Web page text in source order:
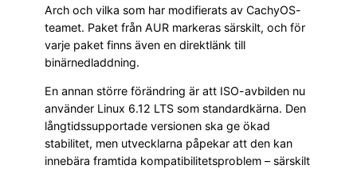
Arch och vilka som har modifierats av CachyOS-
teamet. Paket från AUR markeras särskilt, och för
varje paket finns även en direktlänk till
binärnedladdning.
En annan större förändring är att ISO-avbilden nu
använder Linux 6.12 LTS som standardkärna. Den
långtidssupportade versionen ska ge ökad
stabilitet, men utvecklarna påpekar att den kan
innebära framtida kompatibilitetsproblem – särskilt